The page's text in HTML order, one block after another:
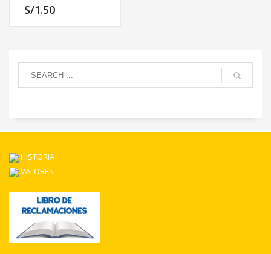
S/1.50
HISTORIA
VALORES